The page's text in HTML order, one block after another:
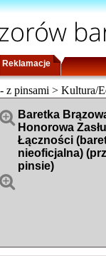
Reklamacje
pinsami > Kultura/


Baretka
Honorowa
Łączności
nieoficjalna)
pinsie)